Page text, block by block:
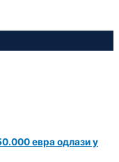
евра одлази у